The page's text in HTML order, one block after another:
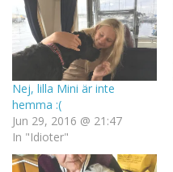
Nej, lilla Mini är inte
hemma :(
Jun 29, 2016 @ 21:47
In "Idioter"